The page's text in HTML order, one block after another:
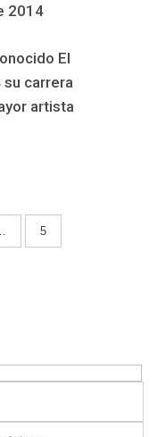
2014
El
carrera
artista
5